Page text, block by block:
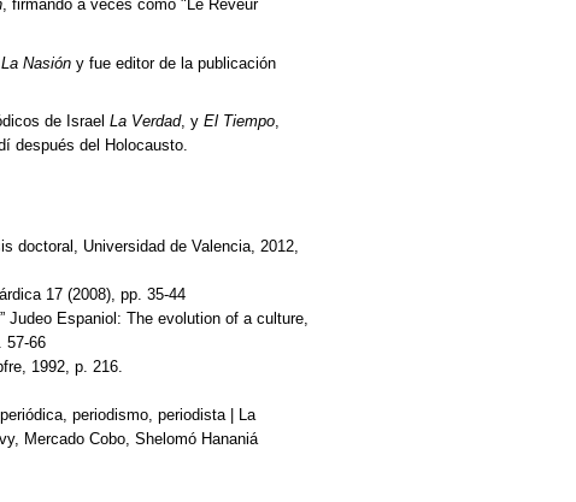
, firmando a veces como "Le Reveur
La Nasión y fue editor de la publicación
de Israel La Verdad, y El Tiempo,
después del Holocausto.
doctoral, Universidad de Valencia, 2012,
17 (2008), pp. 35-44
Judeo Espaniol: The evolution of a culture,
57-66
1992, p. 216.
periodismo, periodista | La
Mercado Cobo, Shelomó Hananiá